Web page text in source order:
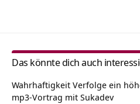
Das könnte dich auch
Wahrhaftigkeit Verfolge ein
mp3-Vortrag mit Sukadev